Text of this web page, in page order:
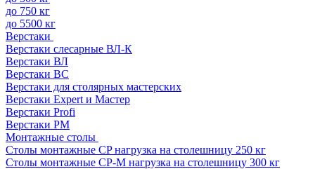
до 750 кг
до 5500 кг
Верстаки
Верстаки слесарные ВЛ-К
Верстаки ВЛ
Верстаки ВС
Верстаки для столярных мастерских
Верстаки Expert и Мастер
Верстаки Profi
Верстаки РМ
Монтажные столы
Столы монтажные СP нагрузка на столешницу 250 кг
Столы монтажные СР-М нагрузка на столешницу 300 кг